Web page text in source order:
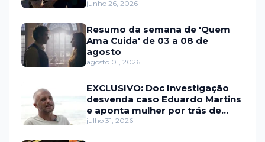
junho 26, 2026
Resumo da semana de 'Quem
Ama Cuida' de 03 a 08 de
agosto
agosto 01, 2026
EXCLUSIVO: Doc Investigação
desvenda caso Eduardo Martins
e aponta mulher por trás de
fraude internacional
julho 31, 2026